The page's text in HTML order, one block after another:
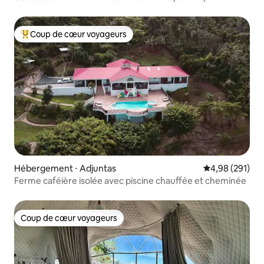
Coups de cœur voyageurs les plus appréciés
Coup de cœur voyageurs
Hébergement ⋅ Adjuntas Évaluation
4,98 (291)
Ferme caféière isolée avec piscine chauffée et cheminée
Coup de cœur voyageurs
Coup de cœur voyageurs